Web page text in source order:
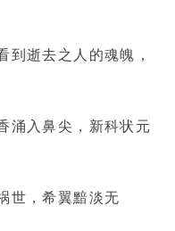
到逝去之人的魂魄，
涌入鼻尖，新科状元
世，希翼黯淡无